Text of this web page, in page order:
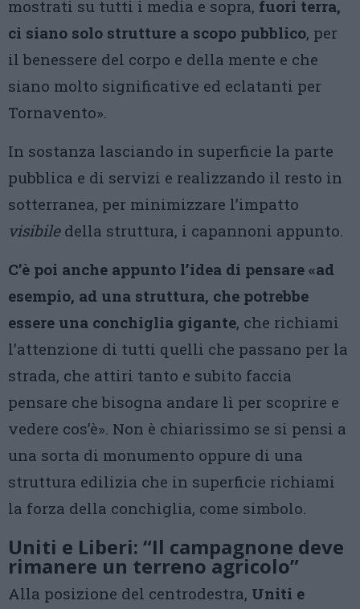
mostrati su tutti i media e sopra, fuori terra,
ci siano solo strutture a scopo pubblico, per
il benessere del corpo e della mente e che
siano molto significative ed eclatanti per
Tornavento».
In sostanza lasciando in superficie la parte
pubblica e di servizi e realizzando il resto in
sotterranea, per minimizzare l’impatto
visibiledella struttura, i capannoni appunto.
C’è poi anche appunto l’idea di pensare «ad
esempio, ad una struttura, che potrebbe
essere una conchiglia gigante, che richiami
l’attenzione di tutti quelli che passano per la
strada, che attiri tanto e subito faccia
pensare che bisogna andare lì per scoprire e
vedere cos’è». Non è chiarissimo se si pensi a
una sorta di monumento oppure di una
struttura edilizia che in superficie richiami
la forza della conchiglia, come simbolo.
Uniti e Liberi: “Il campagnone deve
rimanere un terreno agricolo”
Alla posizione del centrodestra, Uniti e